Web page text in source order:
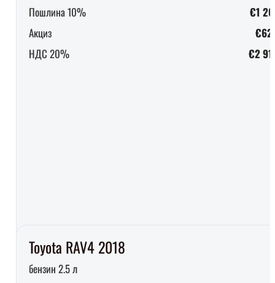
Пошлина 10%
€1
Акциз
НДС 20%
€2
Toyota RAV4 2018
бензин 2.5 л